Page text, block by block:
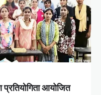
प्रतियोगिता आयोजित